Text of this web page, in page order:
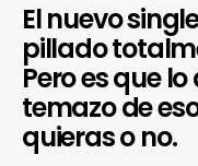
El nuevo
pillado
Pero es que lo
temazo de
quieras o no.